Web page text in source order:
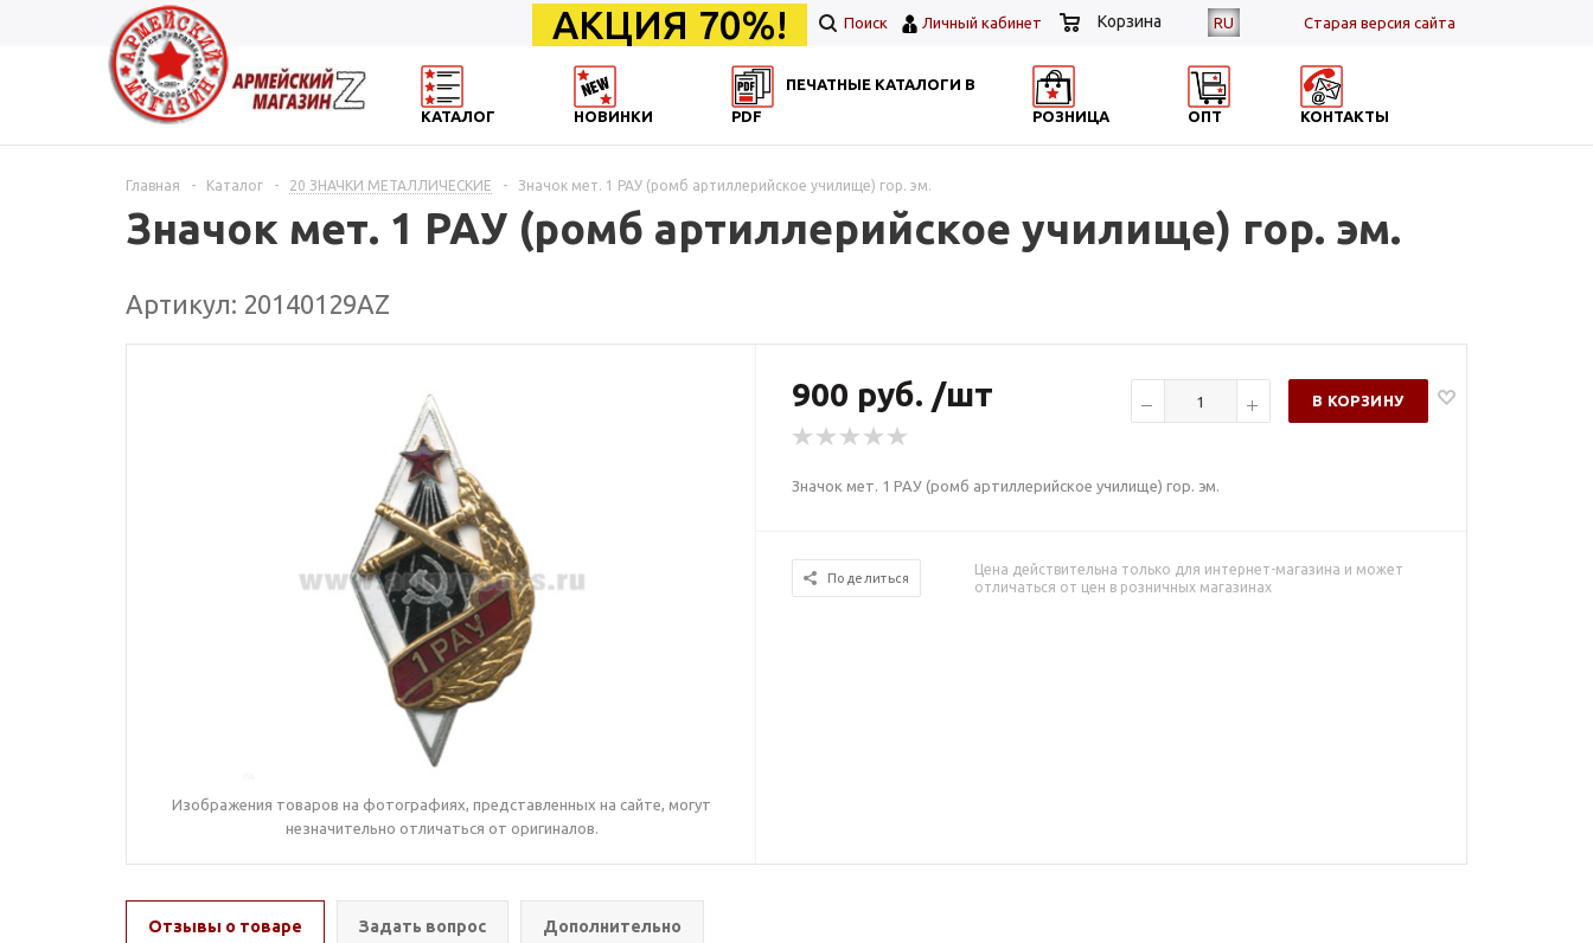
RU Cтарая версия сайта
АКЦИЯ 70%! Поиск Личный кабинет Корзина
КАТАЛОГ НОВИНКИ
ПЕЧАТНЫЕ КАТАЛОГИ В
PDF
РОЗНИЦА ОПТ КОНТАКТЫ
Главная - Каталог - 20 ЗНАЧКИ МЕТАЛЛИЧЕСКИЕ - Значок мет. 1 РАУ (ромб артиллерийское училище) гор. эм.
Значок мет. 1 РАУ (ромб артиллерийское училище) гор. эм.
Артикул: 20140129АZ
Изображения товаров на фотографиях, представленных на сайте, могут
незначительно отличаться от оригиналов.
900 руб. /шт В КОРЗИНУ
Значок мет. 1 РАУ (ромб артиллерийское училище) гор. эм.
Поделиться
Цена действительна только для интернет-магазина и может
отличаться от цен в розничных магазинах
Отзывы о товаре Задать вопрос Дополнительно